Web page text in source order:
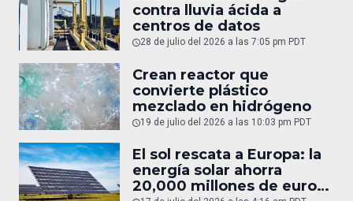
contra lluvia ácida a
centros de datos
28 de julio del 2026 a las 7:05 pm PDT
Crean reactor que
convierte plástico
mezclado en hidrógeno
19 de julio del 2026 a las 10:03 pm PDT
El sol rescata a Europa: la
energía solar ahorra
20,000 millones de euros